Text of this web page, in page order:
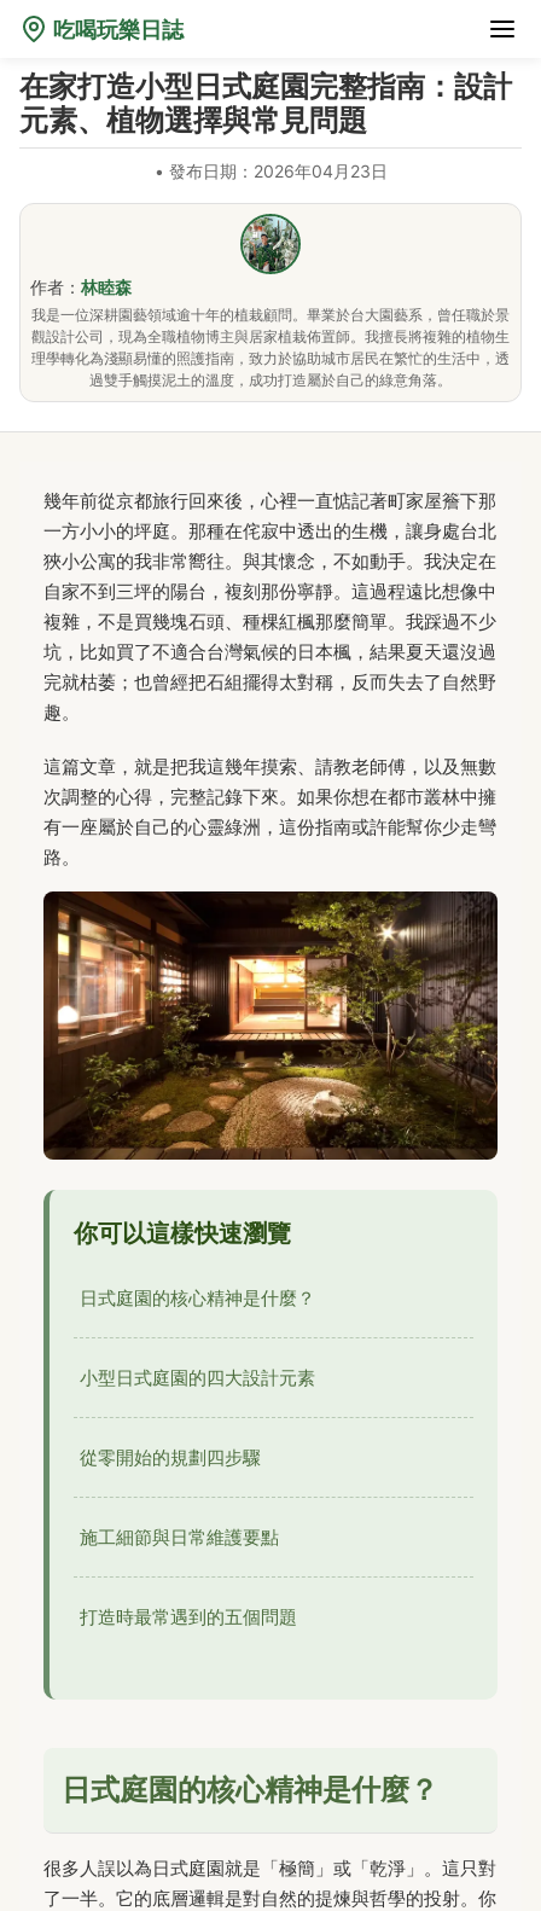
吃喝玩樂日誌
在家打造小型日式庭園完整指南：設計
元素、植物選擇與常見問題
• 發布日期：2026年04月23日
作者： 林睦森
我是一位深耕園藝領域逾十年的植栽顧問。畢業於台大園藝系，曾任職於景
觀設計公司，現為全職植物博主與居家植栽佈置師。我擅長將複雜的植物生
理學轉化為淺顯易懂的照護指南，致力於協助城市居民在繁忙的生活中，透
過雙手觸摸泥土的溫度，成功打造屬於自己的綠意角落。
幾年前從京都旅行回來後，心裡一直惦記著町家屋簷下那
一方小小的坪庭。那種在侘寂中透出的生機，讓身處台北
狹小公寓的我非常嚮往。與其懷念，不如動手。我決定在
自家不到三坪的陽台，複刻那份寧靜。這過程遠比想像中
複雜，不是買幾塊石頭、種棵紅楓那麼簡單。我踩過不少
坑，比如買了不適合台灣氣候的日本楓，結果夏天還沒過
完就枯萎；也曾經把石組擺得太對稱，反而失去了自然野
趣。
這篇文章，就是把我這幾年摸索、請教老師傅，以及無數
次調整的心得，完整記錄下來。如果你想在都市叢林中擁
有一座屬於自己的心靈綠洲，這份指南或許能幫你少走彎
路。
你可以這樣快速瀏覽
日式庭園的核心精神是什麼？
小型日式庭園的四大設計元素
從零開始的規劃四步驟
施工細節與日常維護要點
打造時最常遇到的五個問題
日式庭園的核心精神是什麼？
很多人誤以為日式庭園就是「極簡」或「乾淨」。這只對
了一半。它的底層邏輯是對自然的提煉與哲學的投射。你